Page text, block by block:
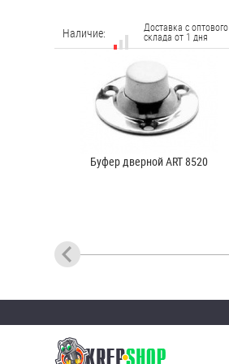
Наличие: Доставка с оптового
склада от 1 дня
Буфер дверной ART 8520
Доставка с оптового
склада от 1 дня
Доставка с оптового
склада от 1 дня
Замок патефонный угловой ART